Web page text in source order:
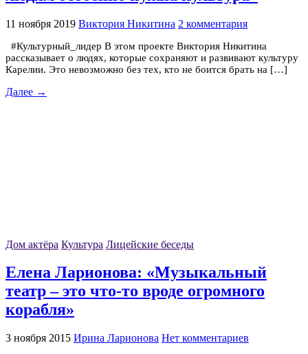
11 ноября 2019 Виктория Никитина 2 комментария
#Культурный_лидер В этом проекте Виктория Никитина
рассказывает о людях, которые сохраняют и развивают культуру
Карелии. Это невозможно без тех, кто не боится брать на […]
Далее →
Дом актёра Культура Лицейские беседы
Елена Ларионова: «Музыкальный
театр – это что-то вроде огромного
корабля»
3 ноября 2015 Ирина Ларионова Нет комментариев